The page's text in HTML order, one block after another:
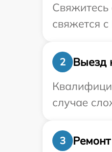
Свяжитесь
свяжется
2
Выезд
случае
3